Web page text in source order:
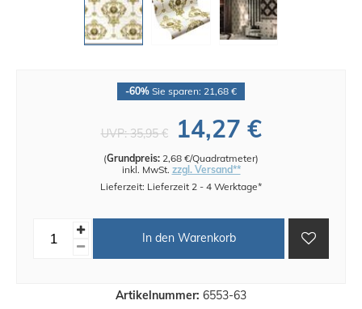
Artikelnummer: 6553-63
-60% Sie sparen: 21,68 €
UVP:35,95 € 14,27 €
(Grundpreis: 2,68 €/Quadratmeter)
inkl. MwSt. zzgl. Versand**
Lieferzeit: Lieferzeit 2 - 4 Werktage*
In den Warenkorb